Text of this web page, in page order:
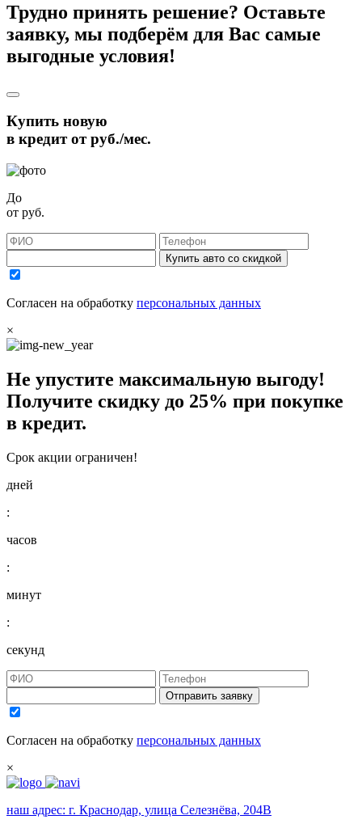
Трудно принять решение? Оставьте
заявку, мы подберём для Вас самые
выгодные условия!
Купить новую
в кредит отруб./мес.
До
от руб.
Купить авто со скидкой
Согласен на обработку персональных данных
×
Не упустите максимальную выгоду!
Получите скидку до 25% при покупке
в кредит.
Срок акции ограничен!
дней
:
часов
:
минут
:
секунд
Отправить заявку
Согласен на обработку персональных данных
×
наш адрес: г. Краснодар, улица Селезнёва, 204В